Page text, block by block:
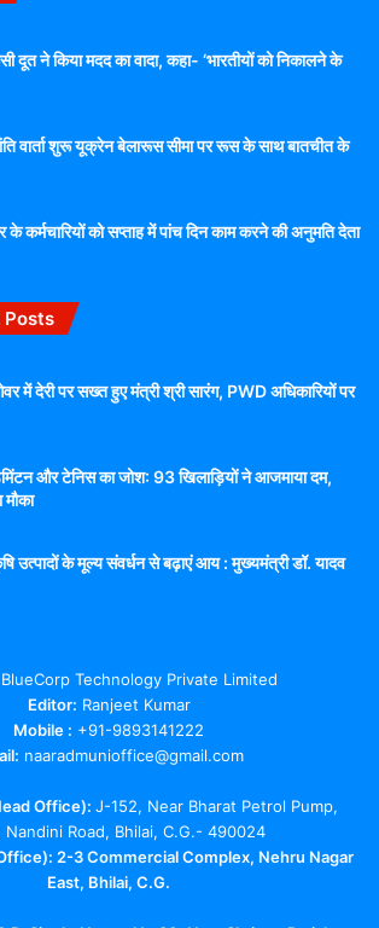
ने किया मदद का वादा, कहा- ‘भारतीयों को निकालने के
वार्ता शुरू यूक्रेन बेलारूस सीमा पर रूस के साथ बातचीत के
के कर्मचारियों को सप्ताह में पांच दिन काम करने की अनुमति देता
Posts
में देरी पर सख्त हुए मंत्री श्री सारंग, PWD अधिकारियों पर
और टेनिस का जोश: 93 खिलाड़ियों ने आजमाया दम,
मौका
उत्पादों के मूल्य संवर्धन से बढ़ाएं आय : मुख्यमंत्री डॉ. यादव
BlueCorp Technology Private Limited
Editor: Ranjeet Kumar
Mobile : +91-9893141222
naaradmunioffice@gmail.com
Office): J-152, Near Bharat Petrol Pump,
Nandini Road, Bhilai, C.G.- 490024
2-3 Commercial Complex, Nehru Nagar
East, Bhilai, C.G.